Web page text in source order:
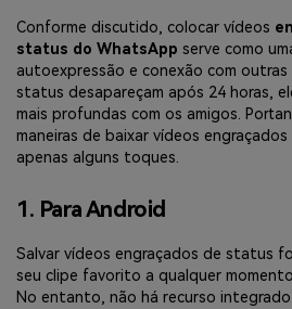
Conforme discutido, colocar vídeos
status do WhatsApp serve como
autoexpressão e conexão com outras
status desapareçam após 24 horas,
mais profundas com os amigos.
maneiras de baixar vídeos
apenas alguns toques.
1. Para Android
Salvar vídeos engraçados de status
seu clipe favorito a qualquer
No entanto, não há recurso